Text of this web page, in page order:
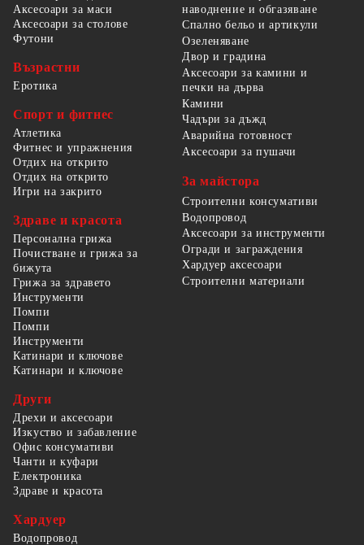
Аксесоари за маси
Аксесоари за столове
Футони
Възрастни
Еротика
Спорт и фитнес
Атлетика
Фитнес и упражнения
Отдих на открито
Отдих на открито
Игри на закрито
Здраве и красота
Персонална грижа
Почистване и грижа за
бижута
Грижа за здравето
наводнение и обгазяване
Спално бельо и артикули
Озеленяване
Двор и градина
Аксесоари за камини и
печки на дърва
Камини
Чадъри за дъжд
Аварийна готовност
Аксесоари за пушачи
За майстора
Строителни консумативи
Водопровод
Аксесоари за инструменти
Огради и заграждения
Хардуер аксесоари
Строителни материали
Инструменти
Помпи
Помпи
Инструменти
Катинари и ключове
Катинари и ключове
Други
Дрехи и аксесоари
Изкуство и забавление
Офис консумативи
Чанти и куфари
Електроника
Здраве и красота
Хардуер
Водопровод